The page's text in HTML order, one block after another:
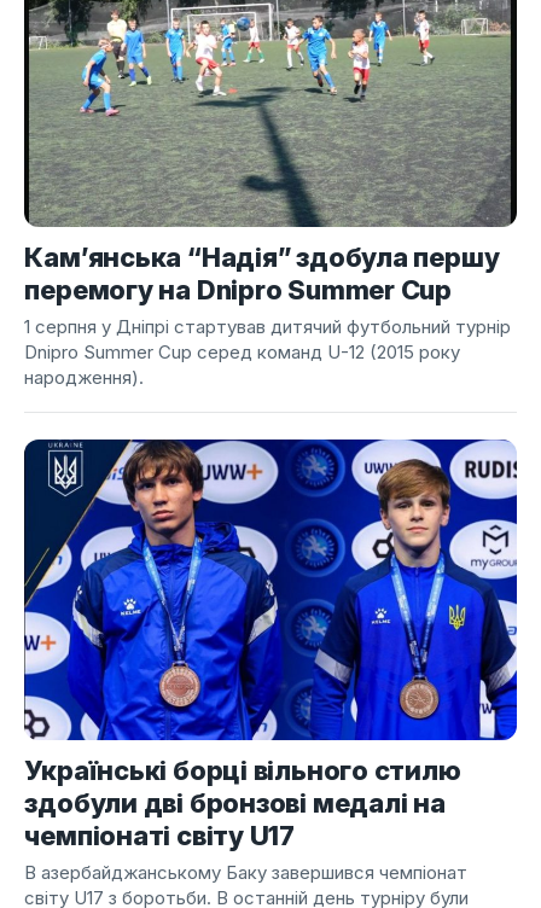
Кам’янська “Надія” здобула першу
перемогу на Dnipro Summer Cup
1 серпня у Дніпрі стартував дитячий футбольний турнір
Dnipro Summer Cup серед команд U-12 (2015 року
народження).
Українські борці вільного стилю
здобули дві бронзові медалі на
чемпіонаті світу U17
В азербайджанському Баку завершився чемпіонат
світу U17 з боротьби. В останній день турніру були